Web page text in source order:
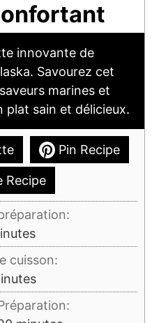
innovante de
Savourez cet
marines et
plat sain et délicieux.
Pin Recipe
Recipe
cuisson: